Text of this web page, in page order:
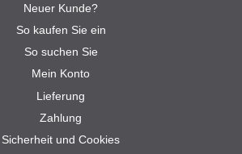
Neuer Kunde?
So kaufen Sie ein
So suchen Sie
Mein Konto
Lieferung
Zahlung
Sicherheit und Cookies